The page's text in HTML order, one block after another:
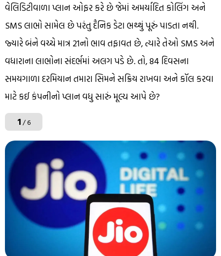
વેલિડિટીવાળા પ્લાન ઓફર કરે છે જેમાં અમર્યાદિત કોલિંગ અને
SMS લાભો સામેલ છે પરંતુ દૈનિક ડેટા ભથ્થું પૂરું પાડતા નથી.
જ્યારે બંને વચ્ચે માત્ર ₹21નો ભાવ તફાવત છે, ત્યારે તેઓ SMS અને
વધારાના લાભોના સંદર્ભમાં અલગ પડે છે. તો, 84 દિવસના
સમયગાળા દરમિયાન તમારા સિમને સક્રિય રાખવા અને કૉલ કરવા
માટે કઈ કંપનીનો પ્લાન વધુ સારું મૂલ્ય આપે છે?
1/ 6